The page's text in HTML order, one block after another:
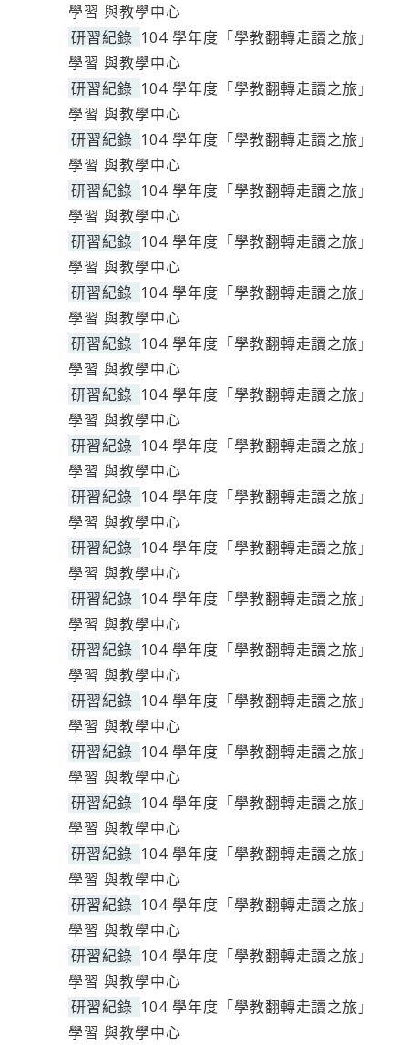
學習 與教學中心
研習紀錄 104 學年度「學教翻轉走讀之旅」
學習 與教學中心
研習紀錄 104 學年度「學教翻轉走讀之旅」
學習 與教學中心
研習紀錄 104 學年度「學教翻轉走讀之旅」
學習 與教學中心
研習紀錄 104 學年度「學教翻轉走讀之旅」
學習 與教學中心
研習紀錄 104 學年度「學教翻轉走讀之旅」
學習 與教學中心
研習紀錄 104 學年度「學教翻轉走讀之旅」
學習 與教學中心
研習紀錄 104 學年度「學教翻轉走讀之旅」
學習 與教學中心
研習紀錄 104 學年度「學教翻轉走讀之旅」
學習 與教學中心
研習紀錄 104 學年度「學教翻轉走讀之旅」
學習 與教學中心
研習紀錄 104 學年度「學教翻轉走讀之旅」
學習 與教學中心
研習紀錄 104 學年度「學教翻轉走讀之旅」
學習 與教學中心
研習紀錄 104 學年度「學教翻轉走讀之旅」
學習 與教學中心
研習紀錄 104 學年度「學教翻轉走讀之旅」
學習 與教學中心
研習紀錄 104 學年度「學教翻轉走讀之旅」
學習 與教學中心
研習紀錄 104 學年度「學教翻轉走讀之旅」
學習 與教學中心
研習紀錄 104 學年度「學教翻轉走讀之旅」
學習 與教學中心
研習紀錄 104 學年度「學教翻轉走讀之旅」
學習 與教學中心
研習紀錄 104 學年度「學教翻轉走讀之旅」
學習 與教學中心
研習紀錄 104 學年度「學教翻轉走讀之旅」
學習 與教學中心
研習紀錄 104 學年度「學教翻轉走讀之旅」
學習 與教學中心